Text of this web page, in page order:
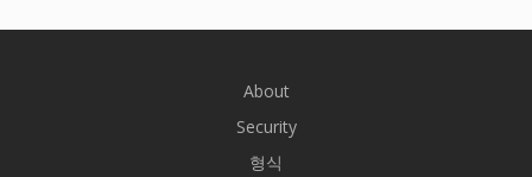
About
Security
형식